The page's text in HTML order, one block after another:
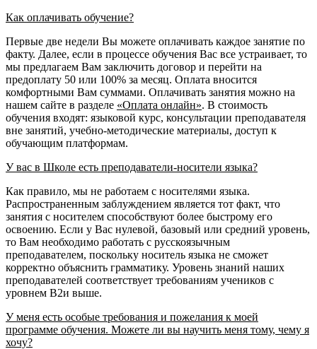
Как оплачивать обучение?
Первые две недели Вы можете оплачивать каждое занятие по
факту. Далее, если в процессе обучения Вас все устраивает, то
мы предлагаем Вам заключить договор и перейти на
предоплату 50 или 100% за месяц. Оплата вносится
комфортными Вам суммами. Оплачивать занятия можно на
нашем сайте в разделе «Оплата онлайн». В стоимость
обучения входят: языковой курс, консультации преподавателя
вне занятий, учебно-методические материалы, доступ к
обучающим платформам.
У вас в Школе есть преподаватели-носители языка?
Как правило, мы не работаем с носителями языка.
Распространенным заблуждением является тот факт, что
занятия с носителем способствуют более быстрому его
освоению. Если у Вас нулевой, базовый или средний уровень,
то Вам необходимо работать с русскоязычным
преподавателем, поскольку носитель языка не сможет
корректно объяснить грамматику. Уровень знаний наших
преподавателей соответствует требованиям учеников с
уровнем B2и выше.
У меня есть особые требования и пожелания к моей
программе обучения. Можете ли вы научить меня тому, чему я
хочу?